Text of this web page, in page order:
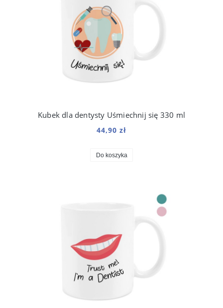
Kubek dla dentysty Uśmiechnij się 330 ml
44,90 zł
Do koszyka